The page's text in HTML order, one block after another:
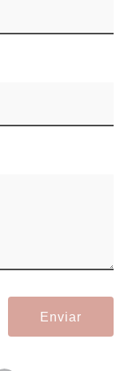
Enviar